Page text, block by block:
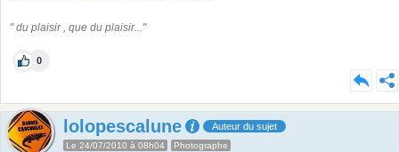
" du plaisir , que du plaisir..."
0
lolopescalune Auteur du sujet
Le 24/07/2010 à 08h04 Photographe